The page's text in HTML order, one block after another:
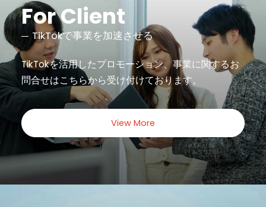
For Client
TikTokで事業を加速させる
TikTokを活用したプロモーション、事業に関するお
問合せはこちらから受け付けております。
View More